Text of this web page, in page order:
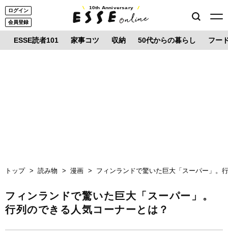
ログイン
会員登録
10th Anniversary
ESSE読者101 家事コツ 収納 50代からの暮らし フー
トップ 読み物 漫画 フィンランドで驚いた巨大「スーパー」。
フィンランドで驚いた巨大「スーパー」。
行列のできる人気コーナーとは？